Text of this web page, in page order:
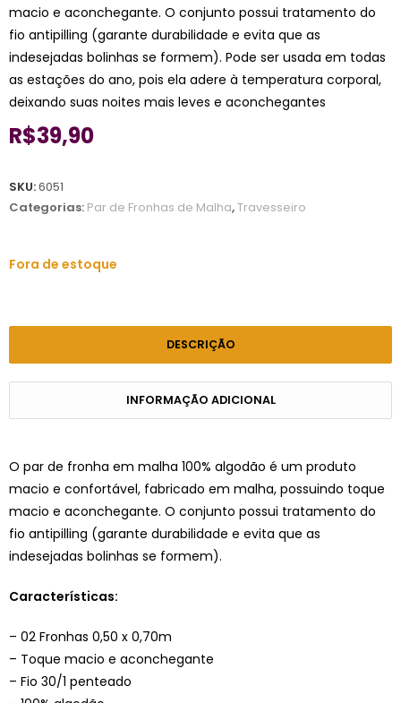
macio e aconchegante. O conjunto possui tratamento do
fio antipilling (garante durabilidade e evita que as
indesejadas bolinhas se formem). Pode ser usada em todas
as estações do ano, pois ela adere à temperatura corporal,
deixando suas noites mais leves e aconchegantes
R$39,90
SKU:6051
Categorias: Par de Fronhas de Malha,Travesseiro
Fora de estoque
DESCRIÇÃO
INFORMAÇÃO ADICIONAL
O par de fronha em malha 100% algodão é um produto
macio e confortável, fabricado em malha, possuindo toque
macio e aconchegante. O conjunto possui tratamento do
fio antipilling (garante durabilidade e evita que as
indesejadas bolinhas se formem).
Características:
– 02 Fronhas 0,50 x 0,70m
– Toque macio e aconchegante
– Fio 30/1 penteado